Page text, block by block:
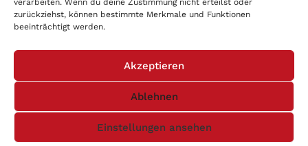
verarbeiten. Wenn du deine Zustimmung nicht erteilst oder
zurückziehst, können bestimmte Merkmale und Funktionen
beeinträchtigt werden.
Akzeptieren
Ablehnen
Einstellungen ansehen
AGB
Impressum